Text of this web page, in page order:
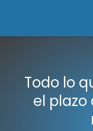
Todo lo
el